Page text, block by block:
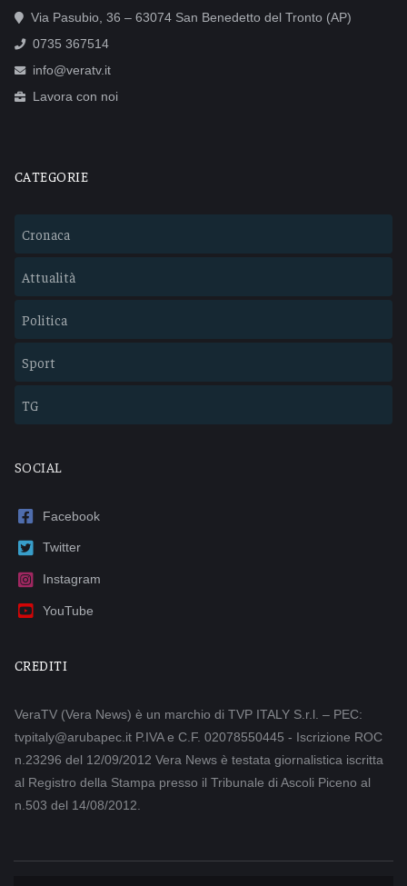
Via Pasubio, 36 – 63074 San Benedetto del Tronto (AP)
0735 367514
info@veratv.it
Lavora con noi
CATEGORIE
Cronaca
Attualità
Politica
Sport
TG
SOCIAL
Facebook
Twitter
Instagram
YouTube
CREDITI
VeraTV (Vera News) è un marchio di TVP ITALY S.r.l. – PEC:
tvpitaly@arubapec.it P.IVA e C.F. 02078550445 - Iscrizione ROC
n.23296 del 12/09/2012 Vera News è testata giornalistica iscritta
al Registro della Stampa presso il Tribunale di Ascoli Piceno al
n.503 del 14/08/2012.